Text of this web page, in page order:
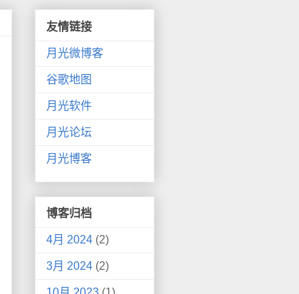
友情链接
月光微博客
谷歌地图
月光软件
月光论坛
月光博客
博客归档
4月 2024 (2)
3月 2024 (2)